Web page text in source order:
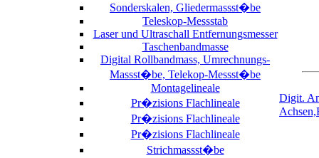
Sonderskalen, Gliedermassst�be
Teleskop-Messstab
Laser und Ultraschall Entfernungsmesser
Taschenbandmasse
Digital Rollbandmass, Umrechnungs-
Massst�be, Telekop-Messst�be
Montagelineale
Pr�zisions Flachlineale
Pr�zisions Flachlineale
Pr�zisions Flachlineale
Strichmassst�be
Digit.